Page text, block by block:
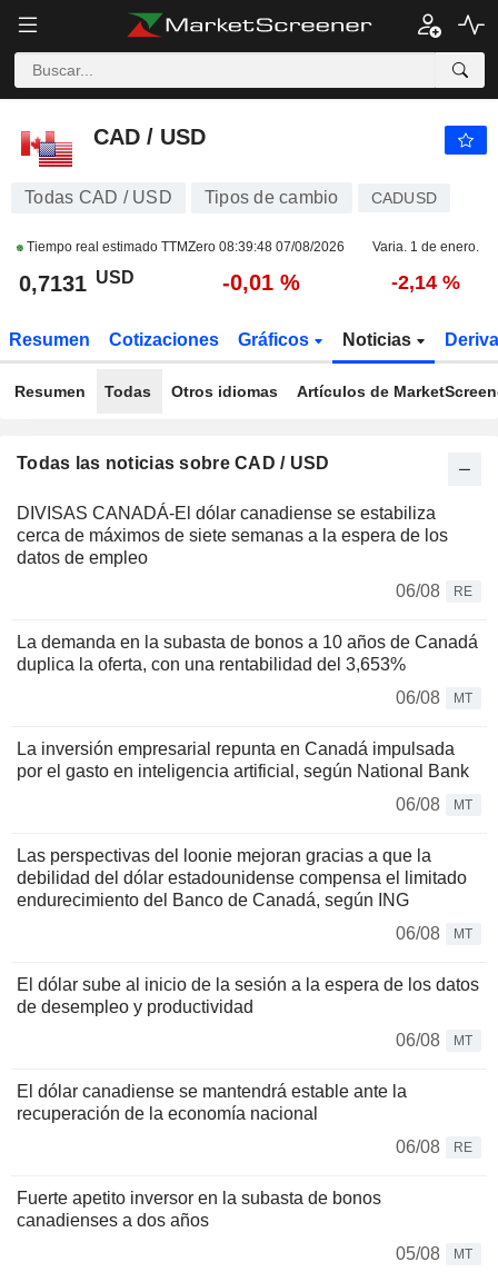
CAD / USD
CAD / USD
Todas CAD / USD Tipos de cambio CADUSD
Tiempo real estimado TTMZero 08:39:48 07/08/2026 Varia. 1 de enero.
0,7131 USD -0,01 % -2,14 %
Resumen Cotizaciones Gráficos Noticias
Resumen Todas Otros idiomas Artículos de
Todas las noticias sobre CAD / USD
DIVISAS CANADÁ-El dólar canadiense se estabiliza
cerca de máximos de siete semanas a la espera de los
datos de empleo
06/08
RE
La demanda en la subasta de bonos a 10 años de Canadá
duplica la oferta, con una rentabilidad del 3,653%
06/08
MT
La inversión empresarial repunta en Canadá impulsada
por el gasto en inteligencia artificial, según National Bank
06/08
MT
Las perspectivas del loonie mejoran gracias a que la
debilidad del dólar estadounidense compensa el limitado
endurecimiento del Banco de Canadá, según ING
06/08
MT
El dólar sube al inicio de la sesión a la espera de los datos
de desempleo y productividad
06/08
MT
El dólar canadiense se mantendrá estable ante la
recuperación de la economía nacional
06/08
RE
Fuerte apetito inversor en la subasta de bonos
canadienses a dos años
05/08
MT